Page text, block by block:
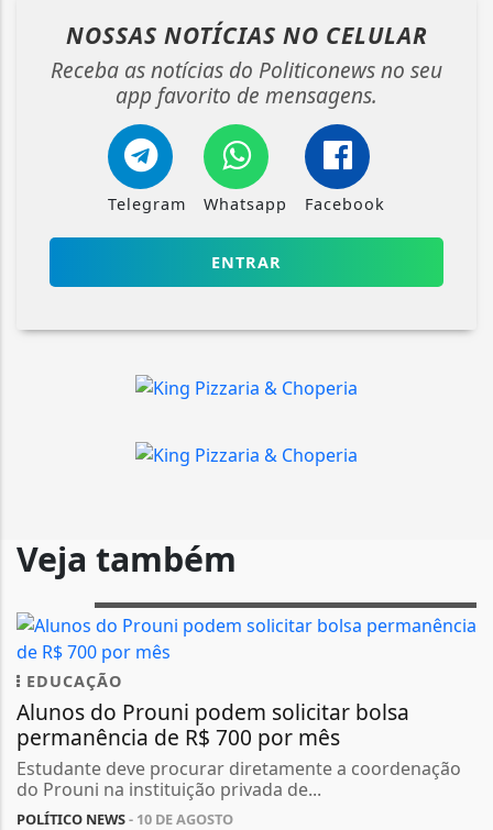
NOSSAS NOTÍCIAS NO CELULAR
Receba as notícias do Politiconews no seu
app favorito de mensagens.
Telegram Whatsapp Facebook
ENTRAR
Veja também
EDUCAÇÃO
Alunos do Prouni podem solicitar bolsa
permanência de R$ 700 por mês
Estudante deve procurar diretamente a coordenação
do Prouni na instituição privada de...
POLÍTICO NEWS- 10 DE AGOSTO